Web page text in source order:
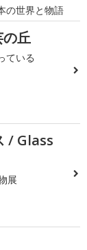
の世界と物語
丘
ている
/ Glass
展